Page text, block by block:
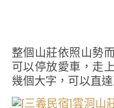
整個山莊依照山勢
可以停放愛車，走
幾個大字，可以直